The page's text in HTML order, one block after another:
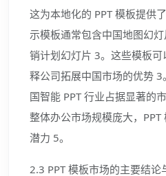
这为本地化的 PPT 模板提供
示模板通常包含中国地图幻
销计划幻灯片 3。这些模板
释公司拓展中国市场的优势
国智能 PPT 行业占据显著的
整体办公市场规模庞大，
潜力 5。
2.3 PPT 模板市场的主要结